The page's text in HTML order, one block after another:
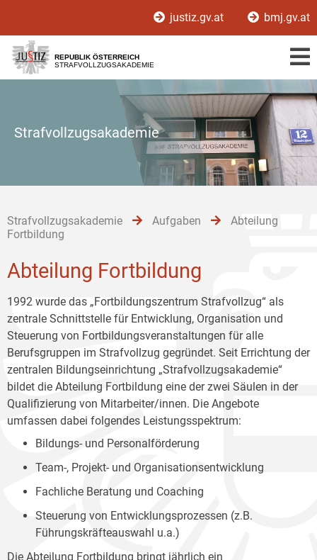
[1]
[2]
[3]
justiz.gv.at bmj.gv.at
REPUBLIK ÖSTERREICH
STRAFVOLLZUGSAKADEMIE
Strafvollzugsakademie
Strafvollzugsakademie Aufgaben
Abteilung
Fortbildung
Abteilung Fortbildung
1992 wurde das „Fortbildungszentrum Strafvollzug“ als
zentrale Schnittstelle für Entwicklung, Organisation und
Steuerung von Fortbildungsveranstaltungen für alle
Berufsgruppen im Strafvollzug gegründet. Seit Errichtung der
zentralen Bildungseinrichtung „Strafvollzugsakademie“
bildet die Abteilung Fortbildung eine der zwei Säulen in der
Qualifizierung von Mitarbeiter/innen. Die Angebote
umfassen dabei folgendes Leistungsspektrum:
Bildungs- und Personalförderung
Team-, Projekt- und Organisationsentwicklung
Fachliche Beratung und Coaching
Steuerung von Entwicklungsprozessen (z.B.
Führungskräfteauswahl u.a.)
Die Abteilung Fortbildung bringt jährlich ein